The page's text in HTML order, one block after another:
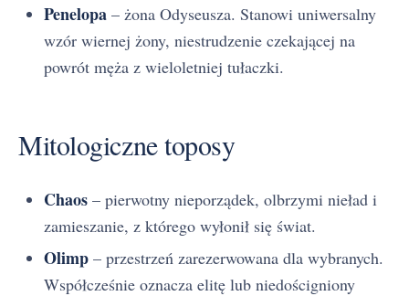
Penelopa – żona Odyseusza. Stanowi uniwersalny
wzór wiernej żony, niestrudzenie czekającej na
powrót męża z wieloletniej tułaczki.
Mitologiczne toposy
Chaos – pierwotny nieporządek, olbrzymi nieład i
zamieszanie, z którego wyłonił się świat.
Olimp – przestrzeń zarezerwowana dla wybranych.
Współcześnie oznacza elitę lub niedościgniony